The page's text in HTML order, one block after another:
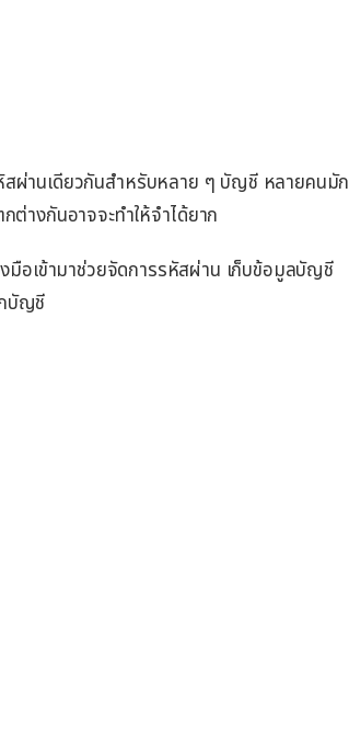
สผ่านเดียวกันสำหรับหลาย ๆ บัญชี หลายคนมัก
างกันอาจจะทำให้จำได้ยาก
งมือเข้ามาช่วยจัดการรหัสผ่าน เก็บข้อมูลบัญชี
กบัญชี